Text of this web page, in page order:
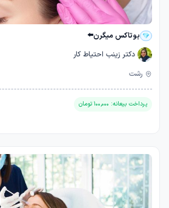
بوتاکس میگرن⬅️
دکتر زینب احتیاط کار
رشت
پرداخت بیعانه: 100,000 تومان